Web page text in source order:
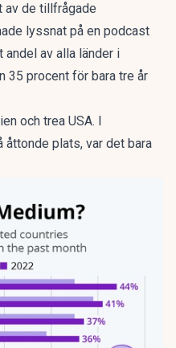
av de tillfrågade
lyssnat på en podcast
andel av alla länder i
35 procent för bara tre år
och trea USA. I
åttonde plats, var det bara